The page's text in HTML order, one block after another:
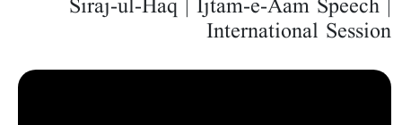
Siraj-ul-Haq | Ijtam-e-Aam Speech |
International Session